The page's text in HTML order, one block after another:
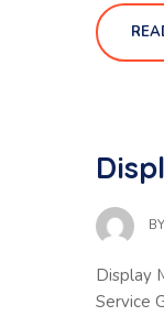
BY
Display
Service